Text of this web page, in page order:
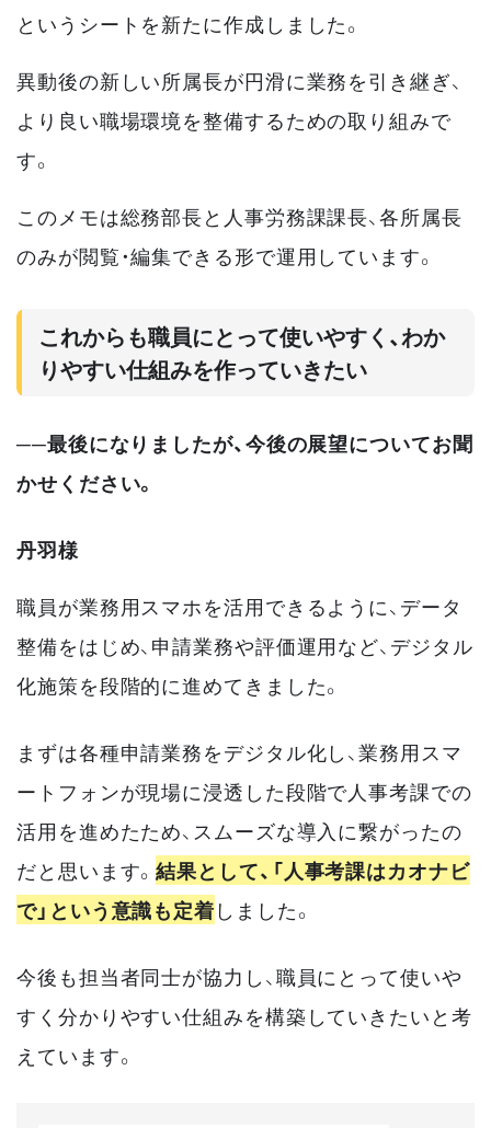
というシートを新たに作成しました。
異動後の新しい所属長が円滑に業務を引き継ぎ、
より良い職場環境を整備するための取り組みで
す。
このメモは総務部長と人事労務課課長、各所属長
のみが閲覧・編集できる形で運用しています。
これからも職員にとって使いやすく、わか
りやすい仕組みを作っていきたい
──最後になりましたが、今後の展望についてお聞
かせください。
丹羽様
職員が業務用スマホを活用できるように、データ
整備をはじめ、申請業務や評価運用など、デジタル
化施策を段階的に進めてきました。
まずは各種申請業務をデジタル化し、業務用スマ
ートフォンが現場に浸透した段階で人事考課での
活用を進めたため、スムーズな導入に繋がったの
だと思います。結果として、「人事考課はカオナビ
で」という意識も定着しました。
今後も担当者同士が協力し、職員にとって使いや
すく分かりやすい仕組みを構築していきたいと考
えています。